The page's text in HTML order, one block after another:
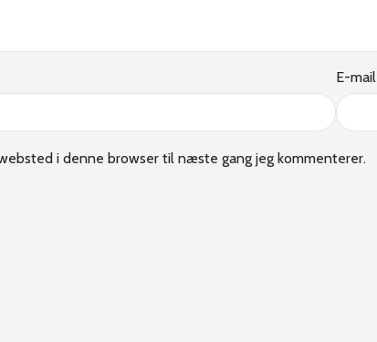
E-mail
i denne browser til næste gang jeg kommenterer.